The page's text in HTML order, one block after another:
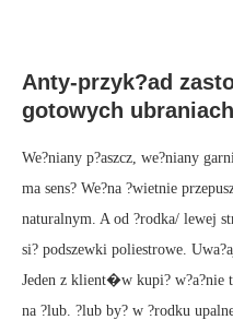
Anty-przyk?ad
gotowych
We?niany p?aszcz, we?niany
ma sens? We?na ?wietnie
naturalnym. A od ?rodka/ lewej
si? podszewki poliestrowe.
Jeden z klient�w kupi? w?a?nie
na ?lub. ?lub by? w ?rodku